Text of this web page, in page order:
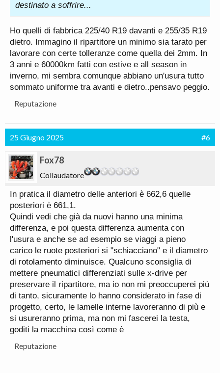
destinato a soffrire...
Ho quelli di fabbrica 225/40 R19 davanti e 255/35 R19
dietro. Immagino il ripartitore un minimo sia tarato per
lavorare con certe tolleranze come quella dei 2mm. In
3 anni e 60000km fatti con estive e all season in
inverno, mi sembra comunque abbiano un'usura tutto
sommato uniforme tra avanti e dietro..pensavo peggio.
Reputazione
25 Giugno 2025 #6
Fox78
Collaudatore
In pratica il diametro delle anteriori è 662,6 quelle
posteriori è 661,1.
Quindi vedi che già da nuovi hanno una minima
differenza, e poi questa differenza aumenta con
l'usura e anche se ad esempio se viaggi a pieno
carico le ruote posteriori si "schiacciano" e il diametro
di rotolamento diminuisce. Qualcuno sconsiglia di
mettere pneumatici differenziati sulle x-drive per
preservare il ripartitore, ma io non mi preoccuperei più
di tanto, sicuramente lo hanno considerato in fase di
progetto, certo, le lamelle interne lavoreranno di più e
si usureranno prima, ma non mi fascerei la testa,
goditi la macchina così come è
Reputazione